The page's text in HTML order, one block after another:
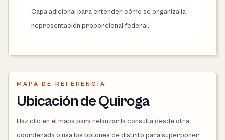
Capa adicional para entender cómo se organiza la
representación proporcional federal.
MAPA DE REFERENCIA
Ubicación de Quiroga
Haz clic en el mapa para relanzar la consulta desde otra
coordenada o usa los botones de distrito para superponer